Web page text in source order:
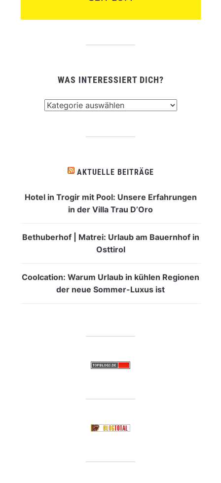
WAS INTERESSIERT DICH?
AKTUELLE BEITRÄGE
Hotel in Trogir mit Pool: Unsere Erfahrungen
in der Villa Trau D’Oro
Bethuberhof | Matrei: Urlaub am Bauernhof in
Osttirol
Coolcation: Warum Urlaub in kühlen Regionen
der neue Sommer-Luxus ist